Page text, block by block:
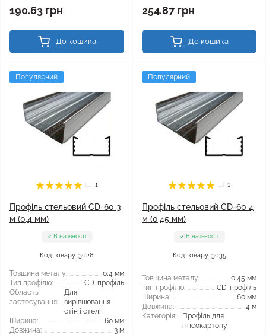
190.63 грн
До кошика
254.87 грн
До кошика
Популярний
1
Профіль стельовий CD-60 3
м (0,4 мм)
В наявності
Код товару: 3028
Товщина металу:
0,4 мм
Тип профілю:
CD-профіль
Область
застосування:
Для
вирівнювання
стін і стелі
Ширина:
60 мм
Довжина:
3 м
Популярний
1
Профіль стельовий CD-60 4
м (0,45 мм)
В наявності
Код товару: 3035
Товщина металу:
0,45 мм
Тип профілю:
CD-профіль
Ширина:
60 мм
Довжина:
4 м
Категорія:
Профіль для
гіпсокартону